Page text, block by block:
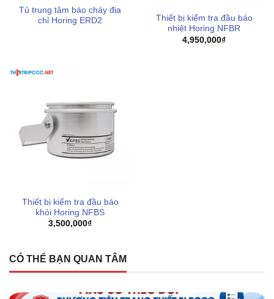
Tủ trung tâm báo cháy địa
chỉ Horing ERD2
Thiết bị kiểm tra đầu báo
nhiệt Horing NFBR
4,950,000₫
Thiết bị kiểm tra đầu báo
khói Horing NFBS
3,500,000₫
CÓ THỂ BẠN QUAN TÂM